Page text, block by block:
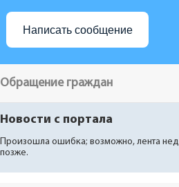
Написать сообщение
Обращение граждан
Новости с портала
Произошла ошибка; возможно, лента
позже.